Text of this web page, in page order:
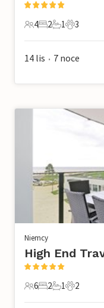
4 Goście
4
2 Sypialnie
2
1 Łazienka
1
3
3
14 lis • 7 noce
Niemcy
High End
6 Goście
6
2 Sypialnie
2
1 Łazienka
1
2
2